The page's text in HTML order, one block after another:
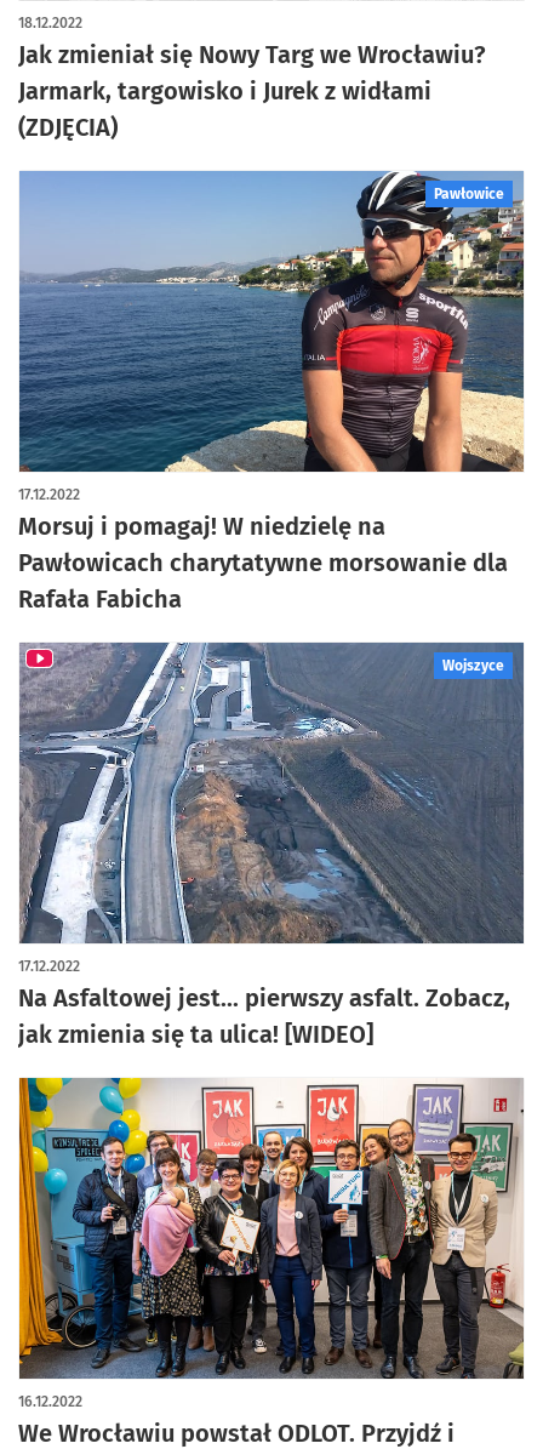
Jak zmieniał się Nowy Targ we Wrocławiu?
Jarmark, targowisko i Jurek z widłami
(ZDJĘCIA)
18.12.2022
artykuł z galerią zdjęć
Pawłowice
Morsuj i pomagaj! W niedzielę na
Pawłowicach charytatywne morsowanie dla
Rafała Fabicha
17.12.2022
Wojszyce
Na Asfaltowej jest... pierwszy asfalt. Zobacz,
jak zmienia się ta ulica! [WIDEO]
17.12.2022
We Wrocławiu powstał ODLOT. Przyjdź i
16.12.2022